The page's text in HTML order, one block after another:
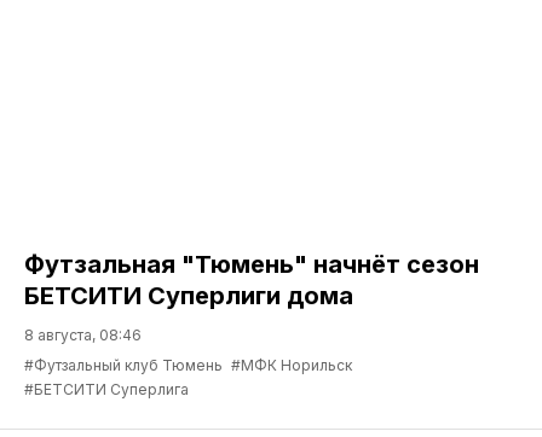
Футзальная "Тюмень" начнёт сезон
БЕТСИТИ Суперлиги дома
8 августа, 08:46
#Футзальный клуб Тюмень #МФК Норильск
#БЕТСИТИ Суперлига